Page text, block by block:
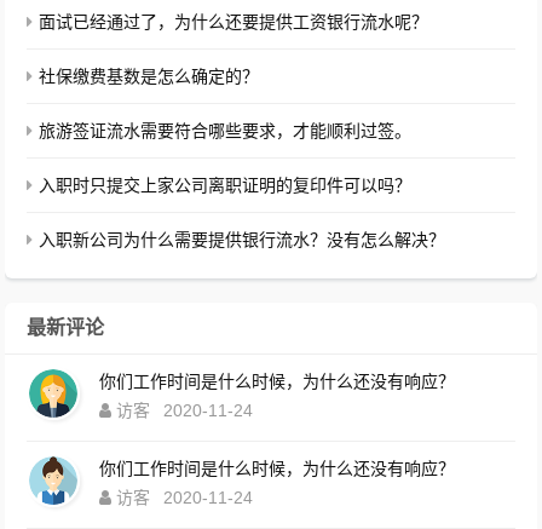
面试已经通过了，为什么还要提供工资银行流水呢？
社保缴费基数是怎么确定的？
旅游签证流水需要符合哪些要求，才能顺利过签。
入职时只提交上家公司离职证明的复印件可以吗？
入职新公司为什么需要提供银行流水？没有怎么解决？
最新评论
你们工作时间是什么时候，为什么还没有响应？
访客
2020-11-24
你们工作时间是什么时候，为什么还没有响应？
访客
2020-11-24